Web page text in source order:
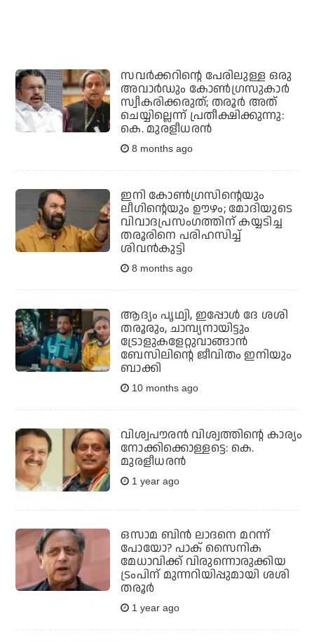
സവര്‍ക്കറിന്റെ പേരിലുള്ള ഒരു
അവാര്‍ഡും കോണ്‍ഗ്രസുകാര്‍
സ്വീകരിക്കരുത്; തരൂർ അത്
ചെയ്യില്ലെന്ന് പ്രതീക്ഷിക്കുന്നു:
കെ. മുരളീധരൻ
8 months ago
ഇനി കോണ്‍ഗ്രസിന്റെയും
ലീഗിന്റെയും ഊഴം; മോദിയുടെ
വിവാദപ്രസംഗത്തിന് കയ്യടിച്ച
തരൂരിനെ പരിഹസിച്ച്
ശിവന്‍കുട്ടി
8 months ago
ആദ്യം പൃഥ്വി, ഇപ്പോള്‍ ദേ ശശി
തരൂരും, ചാമ്പ്യനായിട്ടും
ട്രോളുകളേറ്റുവാങ്ങാന്‍
ബേസിലിന്റെ ജീവിതം ഇനിയും
ബാക്കി
10 months ago
വിശ്വപൗരൻ വിശ്വത്തിന്റെ കാര്യം
നോക്കിക്കൊള്ളട്ടെ: കെ.
മുരളീധരൻ
1 year ago
ഒസാമ ബിന്‍ ലാദനെ മറന്ന്
പോയോ? പാക് സൈനിക
മേധാവിക്ക് വിരുന്നൊരുക്കിയ
ട്രംപിന് മുന്നറിയിപ്പുമായി ശശി
തരൂര്‍
1 year ago